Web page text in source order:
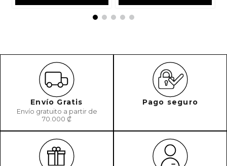
Envío Gratis
Envío gratuito a partir de
70.000 ₡
Pago seguro